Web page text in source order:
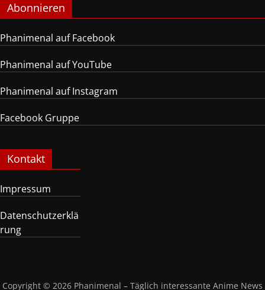
Abonnieren
Phanimenal auf Facebook
Phanimenal auf YouTube
Phanimenal auf Instagram
Facebook Gruppe
Kontakt
Impressum
Datenschutzerklä
rung
Copyright © 2026 Phanimenal – Täglich interessante Anime News